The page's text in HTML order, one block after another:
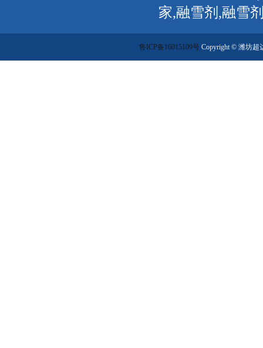
家,融雪剂,融雪
鲁ICP备16015109号 Copyright © 潍坊